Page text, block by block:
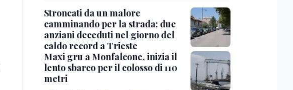
Stroncati da un malore
camminando per la strada: due
anziani deceduti nel giorno del
caldo record a Trieste
Maxi gru a Monfalcone, inizia il
lento sbarco per il colosso di 110
metri